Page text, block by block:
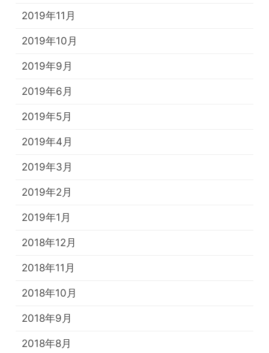
2019年11月
2019年10月
2019年9月
2019年6月
2019年5月
2019年4月
2019年3月
2019年2月
2019年1月
2018年12月
2018年11月
2018年10月
2018年9月
2018年8月